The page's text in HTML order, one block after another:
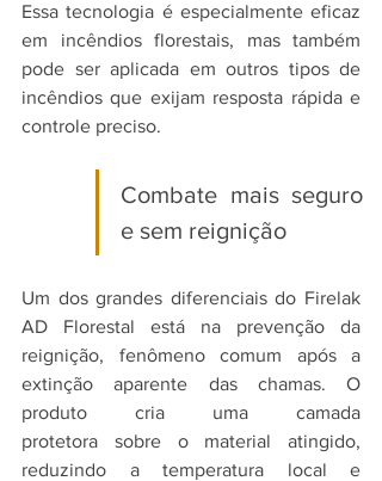
Essa tecnologia é especialmente eficaz
em incêndios florestais, mas também
pode ser aplicada em outros tipos de
incêndios que exijam resposta rápida e
controle preciso.
Combate mais seguro
e sem reignição
Um dos grandes diferenciais do Firelak
AD Florestal está na prevenção da
reignição, fenômeno comum após a
extinção aparente das chamas. O
produto cria uma camada
protetora sobre o material atingido,
reduzindo a temperatura local e